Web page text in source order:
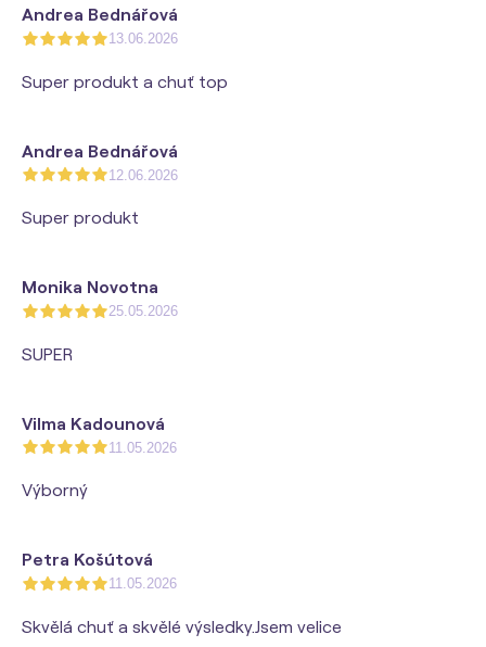
Andrea Bednářová
13.06.2026
Super produkt a chuť top
Andrea Bednářová
12.06.2026
Super produkt
Monika Novotna
25.05.2026
SUPER
Vilma Kadounová
11.05.2026
Výborný
Petra Košútová
11.05.2026
Skvělá chuť a skvělé výsledky.Jsem velice